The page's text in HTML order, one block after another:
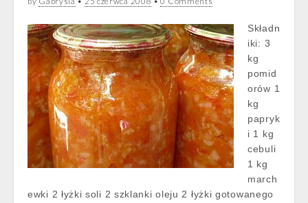
Składn
iki: 3
kg
pomid
orów 1
kg
papryk
i 1 kg
cebuli
1 kg
march
ewki 2 łyżki soli 2 szklanki oleju 2 łyżki gotowanego